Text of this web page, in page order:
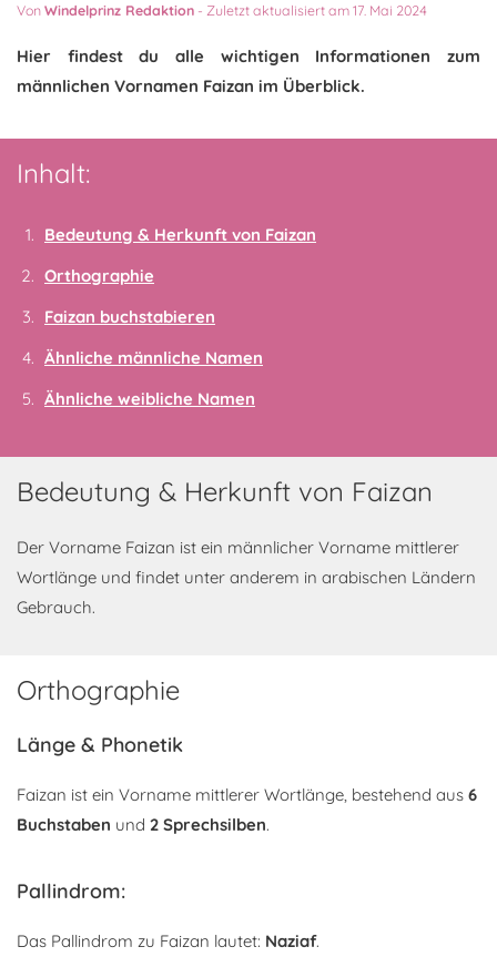
VonWindelprinz Redaktion - Zuletzt aktualisiert am 17. Mai 2024
Hier findest du alle wichtigen Informationen zum
männlichen Vornamen Faizan im Überblick.
Inhalt:
Bedeutung & Herkunft von Faizan
Orthographie
Faizan buchstabieren
Ähnliche männliche Namen
Ähnliche weibliche Namen
Bedeutung & Herkunft von Faizan
Der Vorname Faizan ist ein männlicher Vorname mittlerer
Wortlänge und findet unter anderem in arabischen Ländern
Gebrauch.
Orthographie
Länge & Phonetik
Faizan ist ein Vorname mittlerer Wortlänge, bestehend aus 6
Buchstaben und 2 Sprechsilben.
Pallindrom:
Das Pallindrom zu Faizan lautet: Naziaf.